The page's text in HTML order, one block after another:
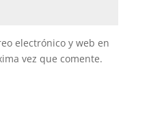
electrónico y web en
vez que comente.